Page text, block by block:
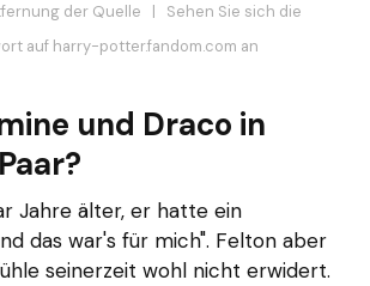
der Quelle | Sehen Sie sich die
auf harry-potter.fandom.com an
und Draco in
Jahre älter, er hatte ein
das war's für mich". Felton aber
seinerzeit wohl nicht erwidert.